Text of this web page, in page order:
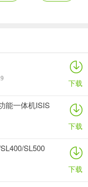
AMD Mobility Radeon HD 2000/HD 3000/HD 4000/HD 5000系列移动显卡催化剂驱动
映泰Hi-Fi H77S 5.x主板BIOS
下载
能一体机ISIS
下载
SL500
下载